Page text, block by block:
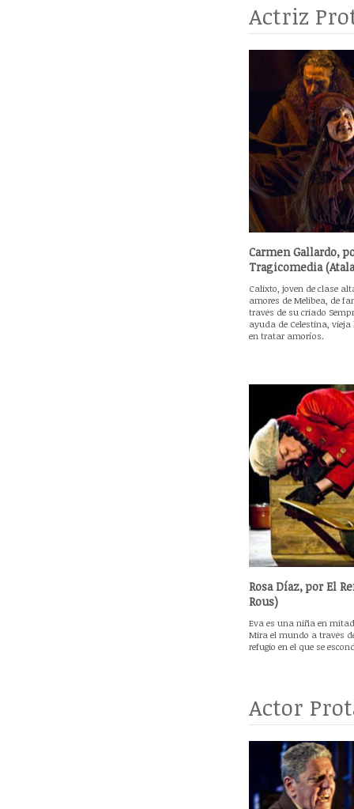
Actriz
Carmen Gallardo,
Tragicomedia
Calixto, joven de clase
amores de Melibea, de
través de su criado
ayuda de Celestina, vieja
en tratar amoríos.
Rosa Díaz, por El
Rous)
Eva es una niña en
Mira el mundo a través
refugio en el que se
Actor